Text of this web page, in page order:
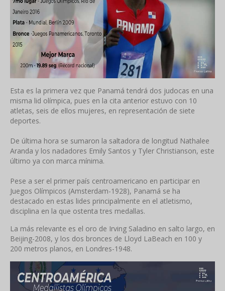
Esta es la primera vez que Panamá tendrá dos judocas en una
misma lid olímpica, pues en la cita anterior estuvo con 10
atletas, seis de ellos mujeres, en representación de siete
deportes.
De última hora se sumaron la saltadora de longitud Nathalee
Aranda y los nadadores Emily Santos y Tyler Christianson, este
último ya con marca mínima.
Pese a ser el primer país centroamericano en participar en
Juegos Olímpicos (Amsterdam-1928), Panamá se ha
destacado en estas lides principalmente en el atletismo,
disciplina en la que ostenta tres medallas.
La más relevante es el oro de Irving Saladino en salto largo, en
Beijing-2008, y los dos bronces de Lloyd LaBeach en 100 y
200 metros planos, en Londres-1948.